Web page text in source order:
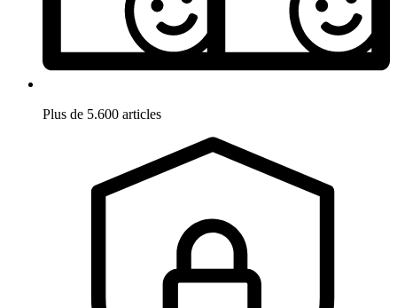
Plus de 5.600 articles